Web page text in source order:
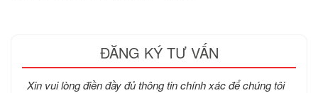
ĐĂNG KÝ TƯ VẤN
Xin vui lòng điền đầy đủ thông tin chính xác để chúng tôi